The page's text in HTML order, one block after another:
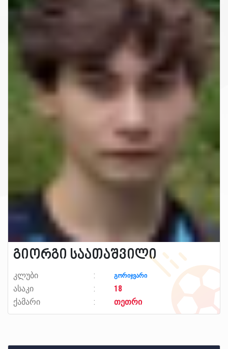
გიორგი საათაშვილი
კლუბი გორიჯვარი
ასაკი
18
ქამარი
თეთრი